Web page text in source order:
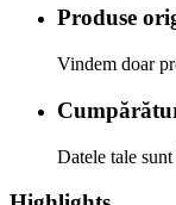
Produse
Vindem doar
Datele tale